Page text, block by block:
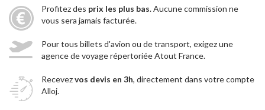
Profitez des prix les plus bas. Aucune commission ne
vous sera jamais facturée.
Pour tous billets d'avion ou de transport, exigez une
agence de voyage répertoriée Atout France.
Recevezvos devis en 3h, directement dans votre compte
Alloj.